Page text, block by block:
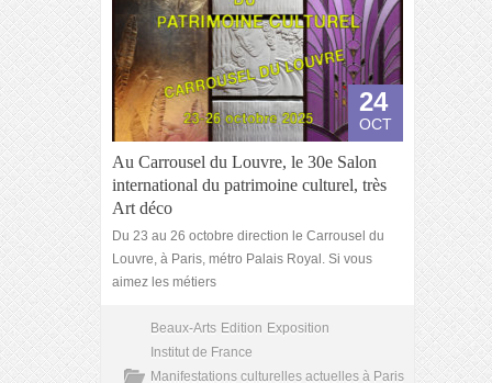
24
OCT
Au Carrousel du Louvre, le 30e Salon
international du patrimoine culturel, très
Art déco
Du 23 au 26 octobre direction le Carrousel du
Louvre, à Paris, métro Palais Royal. Si vous
aimez les métiers
Beaux-Arts Edition Exposition
Institut de France
Manifestations culturelles actuelles à Paris